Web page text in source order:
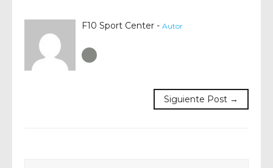
F10 Sport Center - Autor
Siguiente Post →